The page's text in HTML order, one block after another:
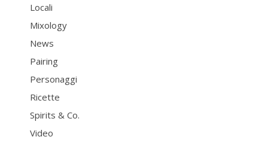
Locali
Mixology
News
Pairing
Personaggi
Ricette
Spirits & Co.
Video